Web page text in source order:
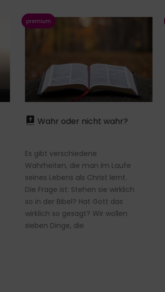
Wahr oder nicht wahr?
Es gibt verschiedene
Wahrheiten, die man im Laufe
seines Lebens als Christ lernt.
Die Frage ist: Stehen sie wirklich
so in der Bibel? Hat Gott das
wirklich so gesagt? Wir wollen
sieben Dinge, die